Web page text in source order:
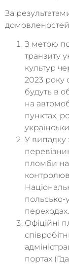
За
домовленостей,
З метою
транзиту
культур
2023 року
будуть в
на
пунктах,
У випадку
пломби
польсько-
переходах.
Офіційні
портах